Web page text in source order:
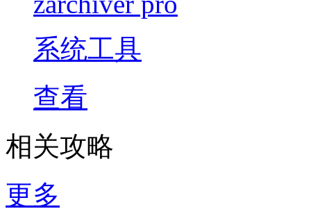
系统工具
查看
相关攻略
更多